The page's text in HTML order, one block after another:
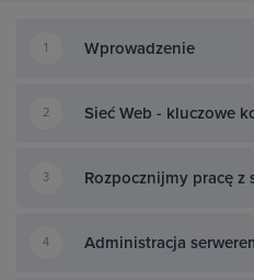
1 Wprowadzenie
2 Sieć Web - kluczowe
3 Rozpocznijmy pracę z
4 Administracja